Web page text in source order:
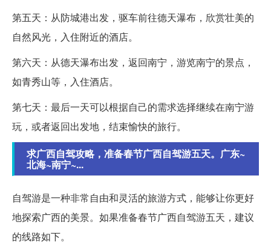
第五天：从防城港出发，驱车前往德天瀑布，欣赏壮美的
自然风光，入住附近的酒店。
第六天：从德天瀑布出发，返回南宁，游览南宁的景点，
如青秀山等，入住酒店。
第七天：最后一天可以根据自己的需求选择继续在南宁游
玩，或者返回出发地，结束愉快的旅行。
求广西自驾攻略，准备春节广西自驾游五天。广东~
北海~南宁~...
自驾游是一种非常自由和灵活的旅游方式，能够让你更好
地探索广西的美景。如果准备春节广西自驾游五天，建议
的线路如下。